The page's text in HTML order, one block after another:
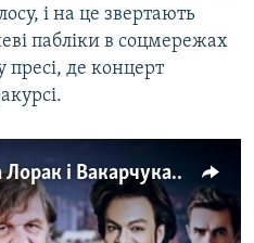
і на це звертають
пабліки в соцмережах
пресі, де концерт
Кримчани чекають на Лорак і Вакарчука. Приїжджає Бузова | Крим.Реалії